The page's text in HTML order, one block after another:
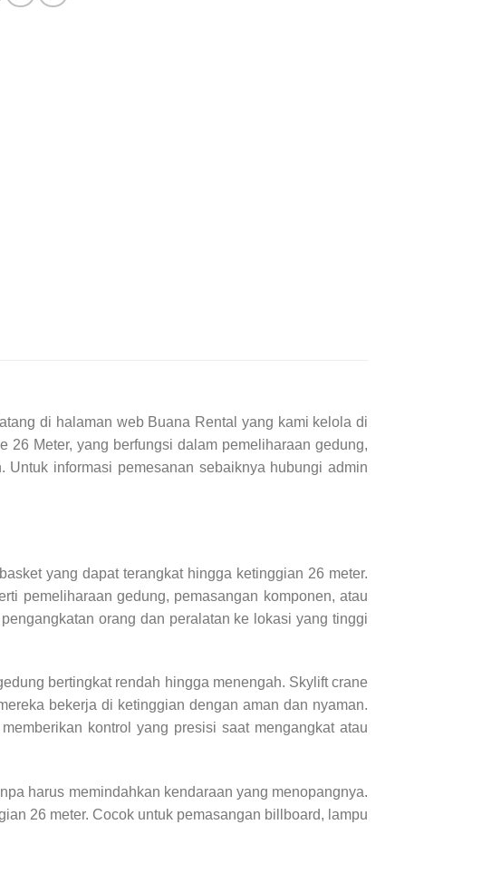
di halaman web Buana Rental yang kami kelola di
Meter, yang berfungsi dalam pemeliharaan gedung,
informasi pemesanan sebaiknya hubungi admin
yang dapat terangkat hingga ketinggian 26 meter.
pemeliharaan gedung, pemasangan komponen, atau
orang dan peralatan ke lokasi yang tinggi
bertingkat rendah hingga menengah. Skylift crane
bekerja di ketinggian dengan aman dan nyaman.
kontrol yang presisi saat mengangkat atau
harus memindahkan kendaraan yang menopangnya.
26 meter. Cocok untuk pemasangan billboard, lampu